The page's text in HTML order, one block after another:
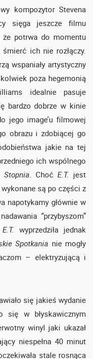
kompozytor Stevena
sięga jeszcze filmu
że potrwa do momentu
ich nie rozłączy.
wspaniały artystyczny
poza hegemonią
idealnie pasuje
bardzo dobrze w kinie
jego image’u filmowej
obrazu i zdobiącej go
jakie na tej
ich wspólnego
Stopnia . Choć E.T. jest
są po części z
napotykamy głównie w
“przybyszom”
E.T. wyprzedziła jednak
Spotkania nie mogły
– elektryzującą i
się jakieś wydanie
się w błyskawicznym
winyl jaki ukazał
niespełna 40 minut
stale rosnąca